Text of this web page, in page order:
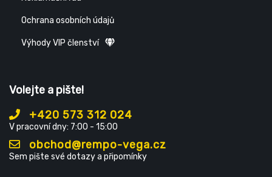
Ochrana osobních údajů
Výhody VIP členství
Volejte a pište!
+420 573 312 024
V pracovní dny: 7:00 - 15:00
obchod@rempo-vega.cz
Sem pište své dotazy a připomínky